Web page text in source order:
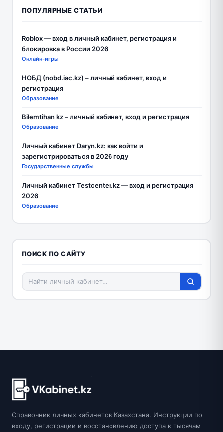
ПОПУЛЯРНЫЕ СТАТЬИ
Roblox — вход в личный кабинет, регистрация и
блокировка в России 2026
Онлайн-игры
НОБД (nobd.iac.kz) – личный кабинет, вход и
регистрация
Образование
Bilemtihan kz – личный кабинет, вход и регистрация
Образование
Личный кабинет Daryn.kz: как войти и
зарегистрироваться в 2026 году
Государственные службы
Личный кабинет Testcenter.kz — вход и регистрация
2026
Образование
ПОИСК ПО САЙТУ
Справочник личных кабинетов Казахстана. Инструкции по
входу, регистрации и восстановлению доступа к тысячам